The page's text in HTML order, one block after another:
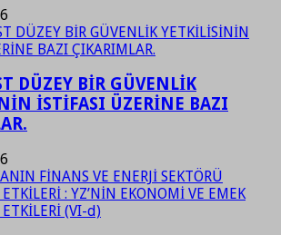
DÜZEY BİR GÜVENLİK
İSTİFASI ÜZERİNE BAZI